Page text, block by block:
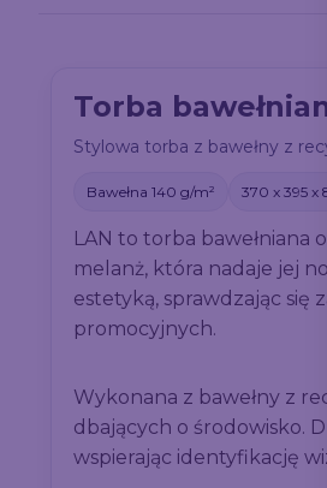
Torba
Stylowa torba z bawełny z
Bawełna 140 g/m² 370 x 395 x
LAN to torba bawełniana
melanż, która nadaje jej
estetyką, sprawdzając się
promocyjnych.
Wykonana z bawełny z
dbających o środowisko.
wspierając identyfikację